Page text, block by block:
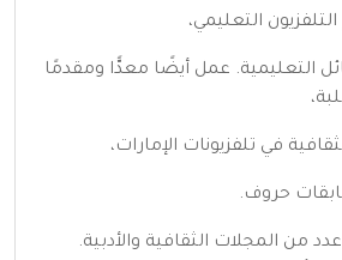
التعليمي،
التعليمية. عمل أيضًا معدًّا ومقدمًا
في تلفزيونات الإمارات،
حروف.
من المجلات الثقافية والأدبية.